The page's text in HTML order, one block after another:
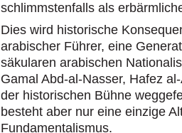
schlimmstenfalls als
Dies wird historische
arabischer Führer, eine
säkularen arabischen
Gamal Abd-al-Nasser, Hafez
der historischen Bühne
besteht aber nur eine einzige
Fundamentalismus.